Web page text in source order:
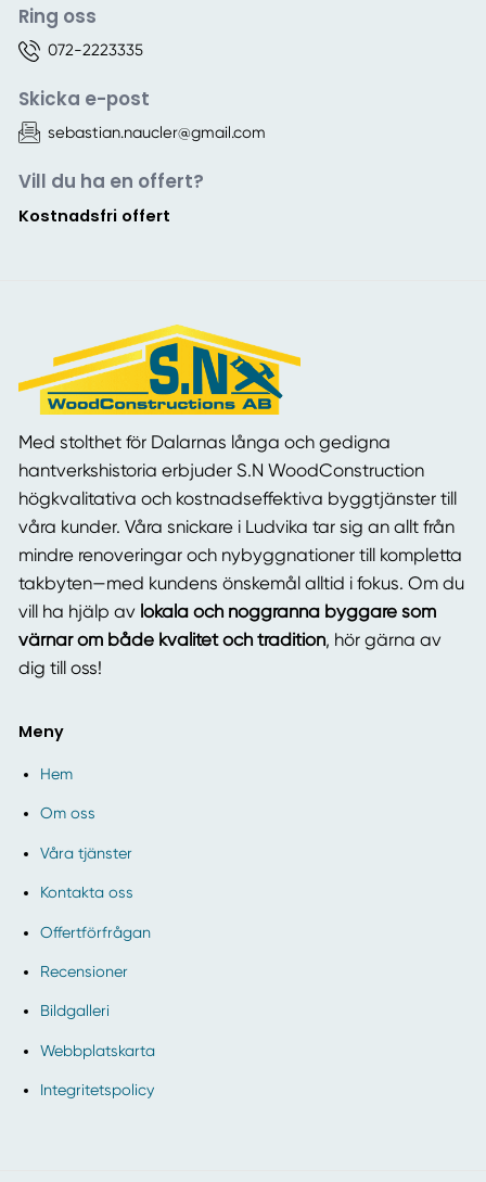
Ring oss
072-2223335
Skicka e-post
sebastian.naucler@gmail.com
Vill du ha en offert?
Kostnadsfri offert
Med stolthet för Dalarnas långa och gedigna
hantverkshistoria erbjuder S.N WoodConstruction
högkvalitativa och kostnadseffektiva byggtjänster till
våra kunder. Våra snickare i Ludvika tar sig an allt från
mindre renoveringar och nybyggnationer till kompletta
takbyten—med kundens önskemål alltid i fokus. Om du
vill ha hjälp av lokala och noggranna byggare som
värnar om både kvalitet och tradition, hör gärna av
dig till oss!
Meny
Hem
Om oss
Våra tjänster
Kontakta oss
Offertförfrågan
Recensioner
Bildgalleri
Webbplatskarta
Integritetspolicy